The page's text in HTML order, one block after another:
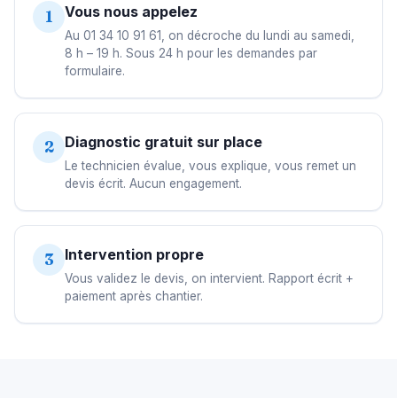
1 Vous nous appelez
Au 01 34 10 91 61, on décroche du lundi au samedi,
8 h – 19 h. Sous 24 h pour les demandes par
formulaire.
2 Diagnostic gratuit sur place
Le technicien évalue, vous explique, vous remet un
devis écrit. Aucun engagement.
3 Intervention propre
Vous validez le devis, on intervient. Rapport écrit +
paiement après chantier.